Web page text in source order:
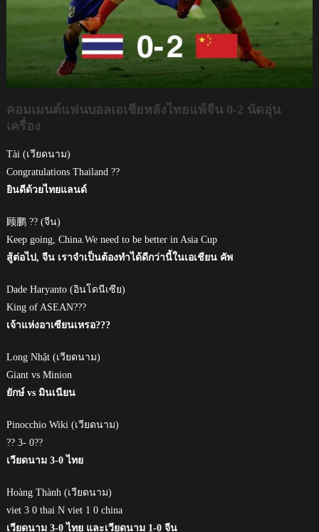
คอมเมนต์แฟนบอลเอเชียหลังไทยแพ้จีน 0-2 นัดอุ่น
เครื่อง
Tài (เวียดนาม)
Congratulations Thailand ??
ยินดีด้วยไทยแลนด์
顾鹏 ?? (จีน)
Keep going, China.We need to be better in Asia Cup
สู้ต่อไป, จีน เราจำเป็นต้องทำได้ดีกว่านี้ในเอเชียน คัพ
Dade Haryanto (อินโดนีเซีย)
King of ASEAN???
เจ้าแห่งอาเซียนเหรอ???
Long Nhật (เวียดนาม)
Giant vs Minion
ยักษ์ vs มินเนียน
Pinocchio Wiki (เวียดนาม)
?? 3- 0??
เวียดนาม 3-0 ไทย
Hoàng Thành (เวียดนาม)
viet 3 0 thai N viet 1 0 china
เวียดนาม 3-0 ไทย และเวียดนาม 1-0 จีน